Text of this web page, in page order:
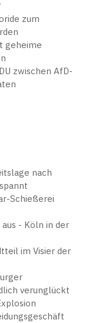
zum
geheime
zwischen AfD-
nach
Schießerei
- Köln in der
im Visier der
verunglückt